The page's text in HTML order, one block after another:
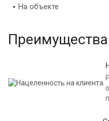
На объекте
Преимущества